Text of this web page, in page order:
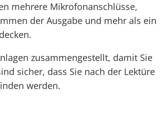
mehrere Mikrofonanschlüsse,
der Ausgabe und mehr als ein
zusammengestellt, damit Sie
sicher, dass Sie nach der Lektüre
werden.